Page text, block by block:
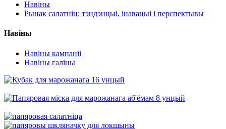
Навіны
Рынак салатніц: тэндэнцыі, інавацыі і перспектывы
Навіны
Навіны кампаніі
Навіны галіны